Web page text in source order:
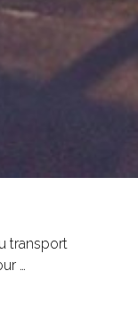
transport
…